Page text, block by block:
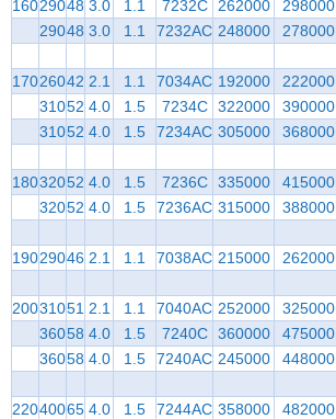
16029048 3.0 1.1 7232C 262000 298000
29048 3.0 1.1 7232AC 248000 278000
17026042 2.1 1.1 7034AC 192000 222000
31052 4.0 1.5 7234C 322000 390000
31052 4.0 1.5 7234AC 305000 368000
18032052 4.0 1.5 7236C 335000 415000
32052 4.0 1.5 7236AC 315000 388000
19029046 2.1 1.1 7038AC 215000 262000
20031051 2.1 1.1 7040AC 252000 325000
36058 4.0 1.5 7240C 360000 475000
36058 4.0 1.5 7240AC 245000 448000
22040065 4.0 1.5 7244AC 358000 482000